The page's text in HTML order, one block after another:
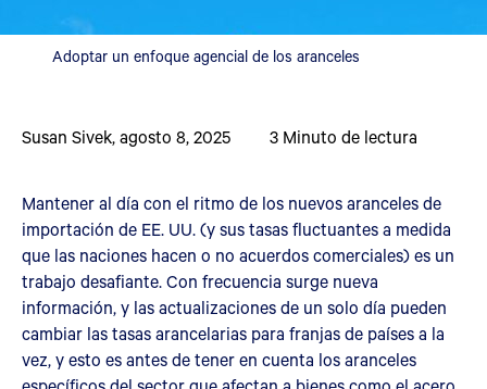
Adoptar un enfoque agencial de los aranceles
Susan Sivek,agosto 8, 2025 3 Minuto de lectura
Mantener al día con el ritmo de los nuevos aranceles de
importación de EE. UU. (y sus tasas fluctuantes a medida
que las naciones hacen o no acuerdos comerciales) es un
trabajo desafiante. Con frecuencia surge nueva
información, y las actualizaciones de un solo día pueden
cambiar las tasas arancelarias para franjas de países a la
vez, y esto es antes de tener en cuenta los aranceles